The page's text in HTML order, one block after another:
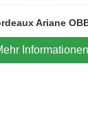
Ariane
Informationen